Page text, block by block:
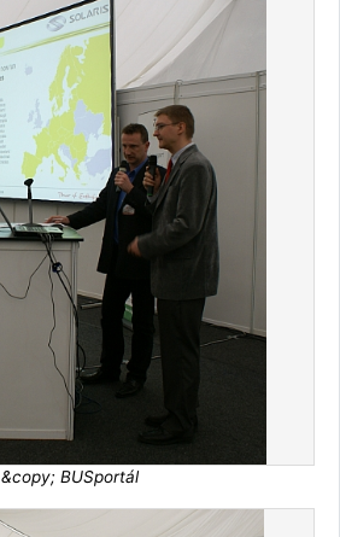
&copy; BUSportál